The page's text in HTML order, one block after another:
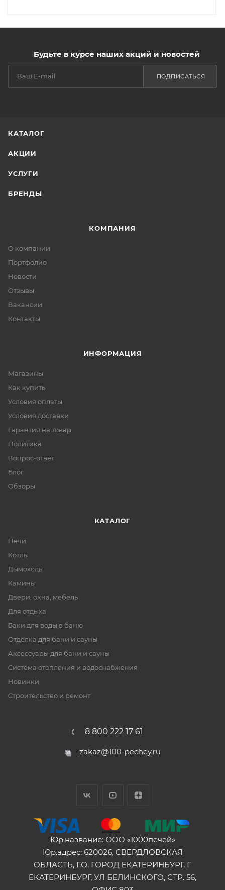
Будьте в курсе наших акций и новостей
ПОДПИСАТЬСЯ
КАТАЛОГ
АКЦИИ
УСЛУГИ
БРЕНДЫ
КОМПАНИЯ
О компании
Портфолио
Новости
Отзывы
Вакансии
Контакты
ИНФОРМАЦИЯ
Магазины
Как купить
Условия оплаты
Условия доставки
Гарантия на товар
Политика
Вопрос-ответ
Блог
Обзоры
КАТАЛОГ
Печи
Котлы
Дымоходы
Камины
Двери, окна, мебель
Для отдыха
Баки для воды в баню
Отделка для бани и сауны
Аксессуары для бани и сауны
Система отопления и водоснабжения
Новинки
Строительство и ремонт
8 800 222 17 61
zakaz@100-pechey.ru
Юр.название: ООО «1000печей»
Юр.адрес: 620026, СВЕРДЛОВСКАЯ
ОБЛАСТЬ, Г.О. ГОРОД ЕКАТЕРИНБУРГ, Г
ЕКАТЕРИНБУРГ, УЛ БЕЛИНСКОГО, СТР. 56,